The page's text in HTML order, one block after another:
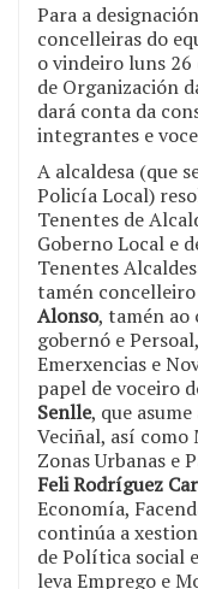
Para a
concelleiras do
o vindeiro luns 26
de Organización
dará conta da
integrantes e
A alcaldesa (que
Policía Local)
Tenentes de
Goberno Local e
Tenentes
tamén concelleiro
Alonso, tamén ao
gobernó e
Emerxencias e
papel de voceiro
Senlle, que
Veciñal, así
Zonas Urbanas e
Feli Rodríguez
Economía,
continúa a
de Política social
leva Emprego e